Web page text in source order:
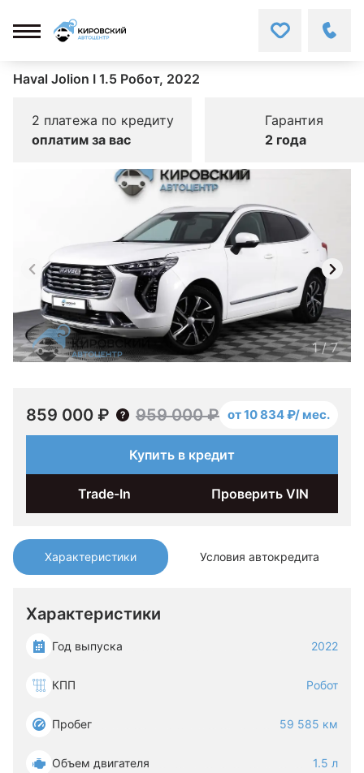
Haval Jolion I 1.5 Робот, 2022
2 платежа по кредиту
оплатим за вас
Гарантия
2 года
Характеристики Условия автокредита
Характеристики
Год выпуска 2022
КПП Робот
Пробег 59 585 км
Объем двигателя 1.5 л
1/7
859 000 ₽ 959 000 ₽ от 10 834 ₽/ мес.
Купить в кредит
Trade-In Проверить VIN